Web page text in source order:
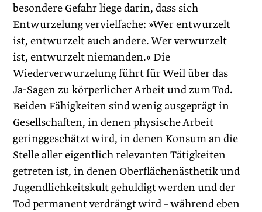
besondere Gefahr liege darin, dass sich
Entwurzelung vervielfache: »Wer entwurzelt
ist, entwurzelt auch andere. Wer verwurzelt
ist, entwurzelt niemanden.« Die
Wiederverwurzelung führt für Weil über das
Ja-Sagen zu körperlicher Arbeit und zum Tod.
Beiden Fähigkeiten sind wenig ausgeprägt in
Gesellschaften, in denen physische Arbeit
geringgeschätzt wird, in denen Konsum an die
Stelle aller eigentlich relevanten Tätigkeiten
getreten ist, in denen Oberflächenästhetik und
Jugendlichkeitskult gehuldigt werden und der
Tod permanent verdrängt wird – während eben